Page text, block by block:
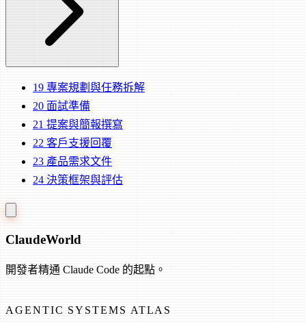
19 專案規劃與任務拆解
20 面試準備
21 提案與簡報撰寫
22 客戶支援回覆
23 產品需求文件
24 決策框架與評估
ClaudeWorld
開發者精通 Claude Code 的起點。
AGENTIC SYSTEMS ATLAS